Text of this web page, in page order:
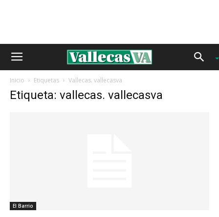
Inicio Etiquetas Vallecas. vallecasva
Etiqueta: vallecas. vallecasva
El Barrio